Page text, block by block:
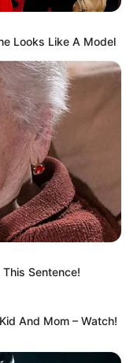
Looks Like A Model
Sentence!
And Mom – Watch!